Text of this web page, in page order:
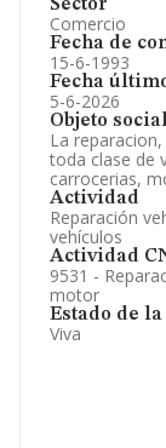
Sector
Comercio
Fecha de
15-6-1993
Fecha
5-6-2026
Objeto
La
toda clase de
carrocerias,
Actividad
Reparación
vehículos
Actividad
9531 -
motor
Estado de
Viva